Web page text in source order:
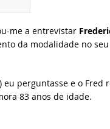
me a entrevistar
da modalidade no
perguntasse e o Fred
83 anos de idade.